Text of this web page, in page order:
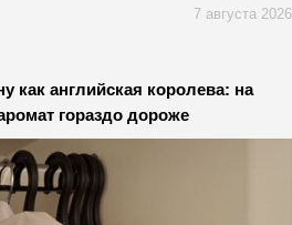
7 августа 2026
как английская королева: на
гораздо дороже